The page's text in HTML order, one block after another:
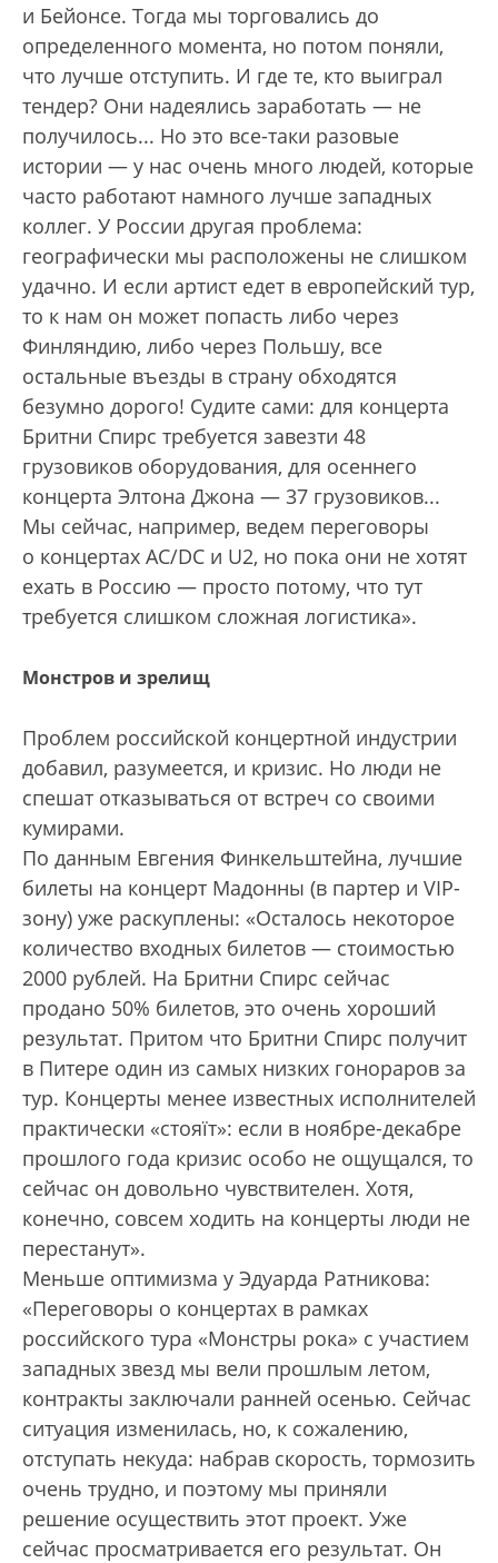
и Бейонсе. Тогда мы торговались до
определенного момента, но потом поняли,
что лучше отступить. И где те, кто выиграл
тендер? Они надеялись заработать — не
получилось... Но это все-таки разовые
истории — у нас очень много людей, которые
часто работают намного лучше западных
коллег. У России другая проблема:
географически мы расположены не слишком
удачно. И если артист едет в европейский тур,
то к нам он может попасть либо через
Финляндию, либо через Польшу, все
остальные въезды в страну обходятся
безумно дорого! Судите сами: для концерта
Бритни Спирс требуется завезти 48
грузовиков оборудования, для осеннего
концерта Элтона Джона — 37 грузовиков...
Мы сейчас, например, ведем переговоры
о концертах AC/DC и U2, но пока они не хотят
ехать в Россию — просто потому, что тут
требуется слишком сложная логистика».
Монстров и зрелищ
Проблем российской концертной индустрии
добавил, разумеется, и кризис. Но люди не
спешат отказываться от встреч со своими
кумирами.
По данным Евгения Финкельштейна, лучшие
билеты на концерт Мадонны (в партер и VIP-
зону) уже раскуплены: «Осталось некоторое
количество входных билетов — стоимостью
2000 рублей. На Бритни Спирс сейчас
продано 50% билетов, это очень хороший
результат. Притом что Бритни Спирс получит
в Питере один из самых низких гонораров за
тур. Концерты менее известных исполнителей
практически «стояїт»: если в ноябре-декабре
прошлого года кризис особо не ощущался, то
сейчас он довольно чувствителен. Хотя,
конечно, совсем ходить на концерты люди не
перестанут».
Меньше оптимизма у Эдуарда Ратникова:
«Переговоры о концертах в рамках
российского тура «Монстры рока» с участием
западных звезд мы вели прошлым летом,
контракты заключали ранней осенью. Сейчас
ситуация изменилась, но, к сожалению,
отступать некуда: набрав скорость, тормозить
очень трудно, и поэтому мы приняли
решение осуществить этот проект. Уже
сейчас просматривается его результат. Он